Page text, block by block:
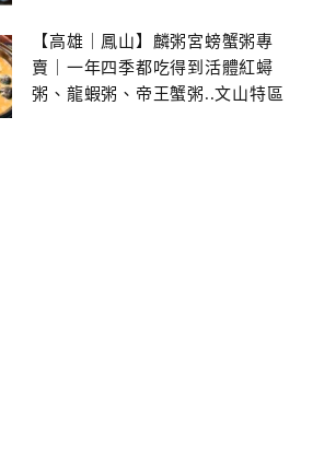
【高雄｜鳳山】麟粥宮螃蟹粥專
賣｜一年四季都吃得到活體紅蟳
粥、龍蝦粥、帝王蟹粥..文山特區